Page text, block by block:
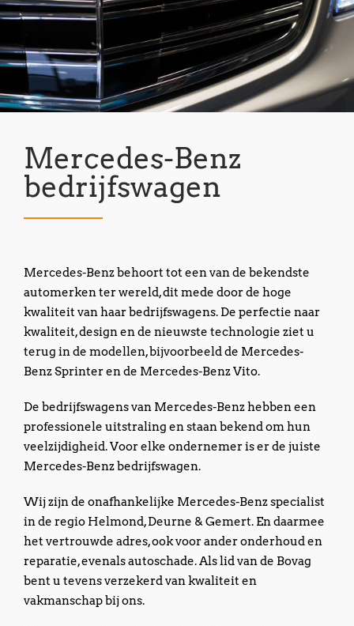
Mercedes-Benz
bedrijfswagen
Mercedes-Benz behoort tot een van de bekendste
automerken ter wereld, dit mede door de hoge
kwaliteit van haar bedrijfswagens. De perfectie naar
kwaliteit, design en de nieuwste technologie ziet u
terug in de modellen, bijvoorbeeld de Mercedes-
Benz Sprinter en de Mercedes-Benz Vito.
De bedrijfswagens van Mercedes-Benz hebben een
professionele uitstraling en staan bekend om hun
veelzijdigheid. Voor elke ondernemer is er de juiste
Mercedes-Benz bedrijfswagen.
Wij zijn de onafhankelijke Mercedes-Benz specialist
in de regio Helmond, Deurne & Gemert. En daarmee
het vertrouwde adres, ook voor ander onderhoud en
reparatie, evenals autoschade. Als lid van de Bovag
bent u tevens verzekerd van kwaliteit en
vakmanschap bij ons.